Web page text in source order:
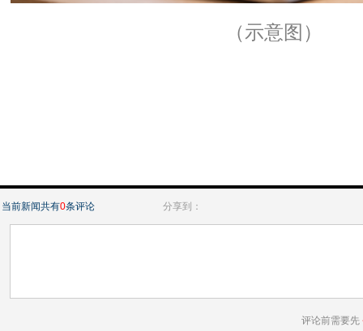
（示意图）
当前新闻共有0条评论 分享到：
评论前需要先